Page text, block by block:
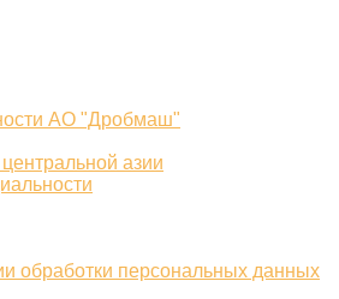
АО "Дробмаш"
азии
обработки персональных данных